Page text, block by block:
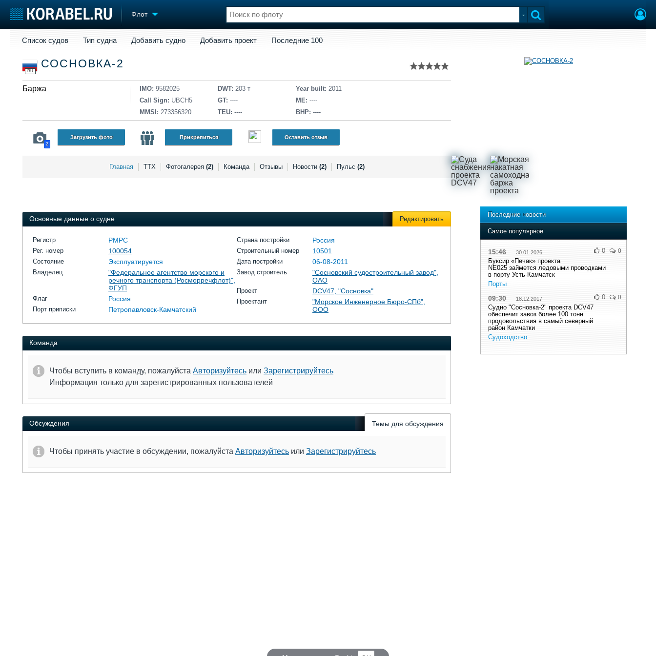
Флот
Судостроение
Пульс
Новости
Компании
Журнал
Торговая площадка
Доска объявлений
Оборудование
Конференции
Флот
Отзывы
Все службы
Список судов Тип судна Добавить судно Добавить проект Последние 100
RU
СОСНОВКА-2
Баржа IMO: 9582025
Call Sign: UBCH5
MMSI: 273356320
DWT: 203 т
GT: ----
TEU: ----
Year built: 2011
ME: ----
BHP: ----
2
Загрузить фото Прикрепиться Оставить отзыв
Главная ТТХ Фотогалерея (2) Команда Отзывы Новости (2) Пульс (2)
Основные данные о судне Редактировать
Регистр РМРС
Рег. номер 100054
Состояние Эксплуатируется
Владелец
"Федеральное агентство морского и
речного транспорта (Росморречфлот)",
ФГУП
Флаг Россия
Порт приписки Петропавловск-Камчатский
Страна постройки Россия
Строительный номер 10501
Дата постройки 06-08-2011
Завод строитель
"Сосновский судостроительный завод",
ОАО
Проект DCV47, "Сосновка"
Проектант
"Морское Инженерное Бюро-СПб",
ООО
Команда
Чтобы вступить в команду, пожалуйста Авторизуйтесь или Зарегистрируйтесь
Информация только для зарегистрированных пользователей
Обсуждения Темы для обсуждения
Чтобы принять участие в обсуждении, пожалуйста Авторизуйтесь или Зарегистрируйтесь
Последние новости
Самое популярное
15:46 30.01.2026
Буксир «Печак» проекта
NE025 займется ледовыми проводками
в порту Усть-Камчатск
Порты
0 0
09:30 18.12.2017
Судно "Сосновка-2" проекта DCV47
обеспечит завоз более 100 тонн
продовольствия в самый северный
район Камчатки
Судоходство
0 0